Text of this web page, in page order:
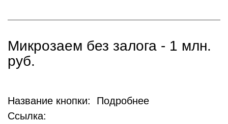
Микрозаем без залога - 1 млн.
руб.
Название кнопки: Подробнее
Ссылка: